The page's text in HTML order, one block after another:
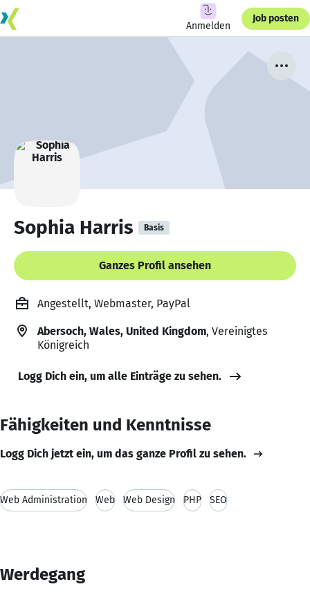
Anmelden
Job posten
Sophia Harris Basis
Ganzes Profil ansehen
Angestellt, Webmaster, PayPal
Abersoch, Wales, United Kingdom, Vereinigtes
Königreich
Logg Dich ein, um alle Einträge zu sehen.
Fähigkeiten und Kenntnisse
Logg Dich jetzt ein, um das ganze Profil zu sehen.
Web Administration Web Web Design PHP SEO
Werdegang